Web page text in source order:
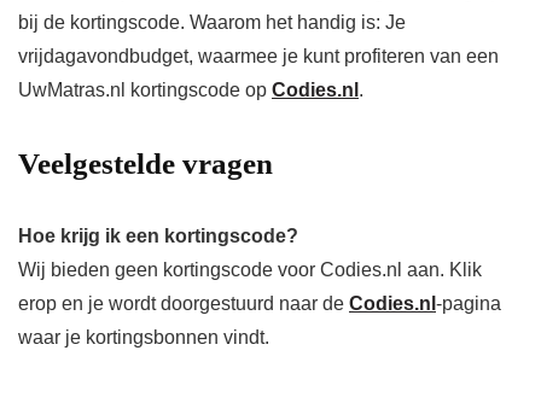
bij de kortingscode. Waarom het handig is: Je
vrijdagavondbudget, waarmee je kunt profiteren van een
UwMatras.nl kortingscode op Codies.nl .
Veelgestelde vragen
Hoe krijg ik een kortingscode?
Wij bieden geen kortingscode voor Codies.nl aan. Klik
erop en je wordt doorgestuurd naar de Codies.nl -pagina
waar je kortingsbonnen vindt.